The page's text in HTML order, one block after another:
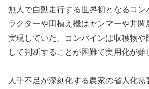
無人で自動走行する世界初となるコン
ラクターや田植え機はヤンマーや井関
実現していた。コンバインは収穫物や
して判断することが困難で実用化が難
人手不足が深刻化する農家の省人化